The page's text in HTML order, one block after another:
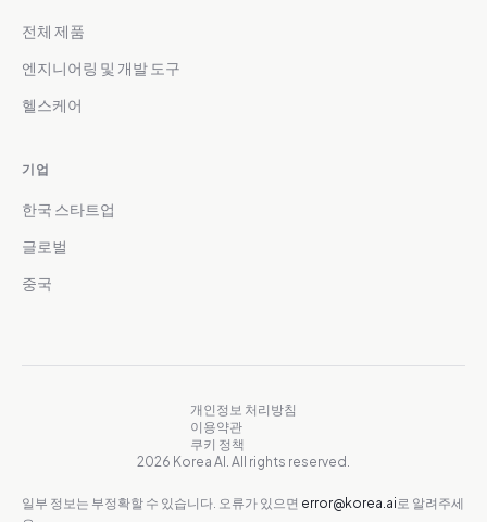
전체 제품
엔지니어링 및 개발 도구
헬스케어
기업
한국 스타트업
글로벌
중국
개인정보 처리방침
이용약관
쿠키 정책
2026 Korea AI. All rights reserved.
일부 정보는 부정확할 수 있습니다. 오류가 있으면 error@korea.ai로 알려주세